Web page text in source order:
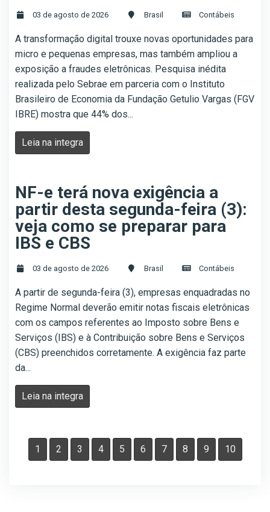
03 de agosto de 2026 Brasil Contábeis
A transformação digital trouxe novas oportunidades para
micro e pequenas empresas, mas também ampliou a
exposição a fraudes eletrônicas. Pesquisa inédita
realizada pelo Sebrae em parceria com o Instituto
Brasileiro de Economia da Fundação Getulio Vargas (FGV
IBRE) mostra que 44% dos...
Leia na integra
NF-e terá nova exigência a
partir desta segunda-feira (3):
veja como se preparar para
IBS e CBS
03 de agosto de 2026 Brasil Contábeis
A partir de segunda-feira (3), empresas enquadradas no
Regime Normal deverão emitir notas fiscais eletrônicas
com os campos referentes ao Imposto sobre Bens e
Serviços (IBS) e à Contribuição sobre Bens e Serviços
(CBS) preenchidos corretamente. A exigência faz parte
da...
Leia na integra
1 2 3 4 5 6 7 8 9 10